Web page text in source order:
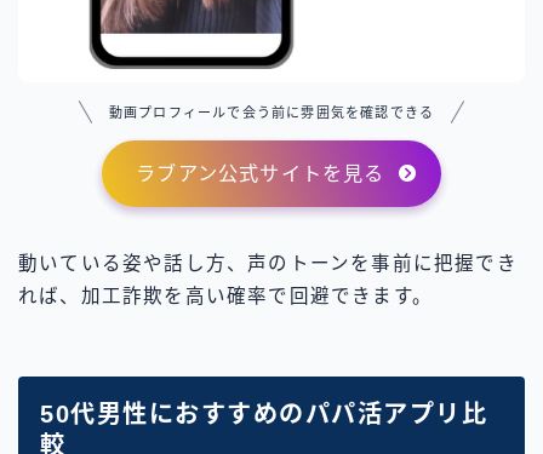
動画プロフィールで会う前に雰囲気を確認できる
ラブアン公式サイトを見る
動いている姿や話し方、声のトーンを事前に把握でき
れば、加工詐欺を高い確率で回避できます。
50代男性におすすめのパパ活アプリ比
較